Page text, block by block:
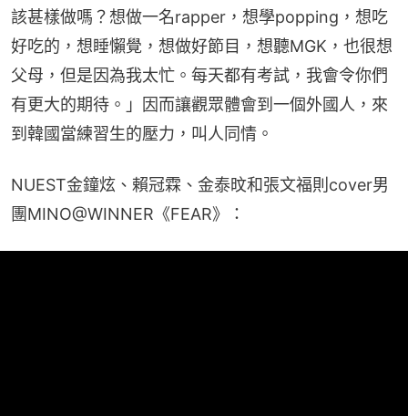
該甚樣做嗎？想做一名rapper，想學popping，想吃
好吃的，想睡懶覺，想做好節目，想聽MGK，也很想
父母，但是因為我太忙。每天都有考試，我會令你們
有更大的期待。」因而讓觀眾體會到一個外國人，來
到韓國當練習生的壓力，叫人同情。
NUEST金鐘炫、賴冠霖、金泰旼和張文福則cover男
團MINO@WINNER《FEAR》：